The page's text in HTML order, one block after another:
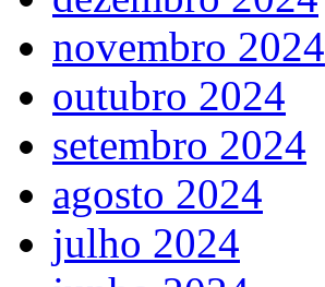
novembro 2024
outubro 2024
setembro 2024
agosto 2024
julho 2024